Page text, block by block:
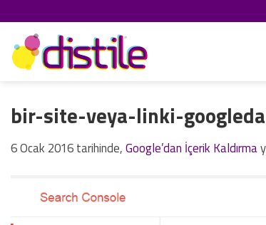
atla
bir-site-veya-linki-
6 Ocak 2016tarihinde,Google’dan İçerik Kaldırma